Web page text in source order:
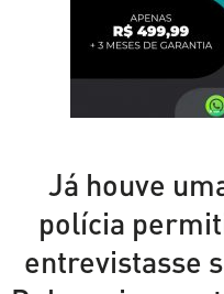
Já houve
polícia
entrevistasse